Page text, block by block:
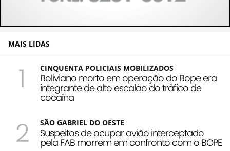
MAIS LIDAS
1 CINQUENTA POLICIAIS MOBILIZADOS
Boliviano morto em operação do Bope era
integrante de alto escalão do tráfico de
cocaína
2 SÃO GABRIEL DO OESTE
Suspeitos de ocupar avião interceptado
pela FAB morrem em confronto com o BOPE